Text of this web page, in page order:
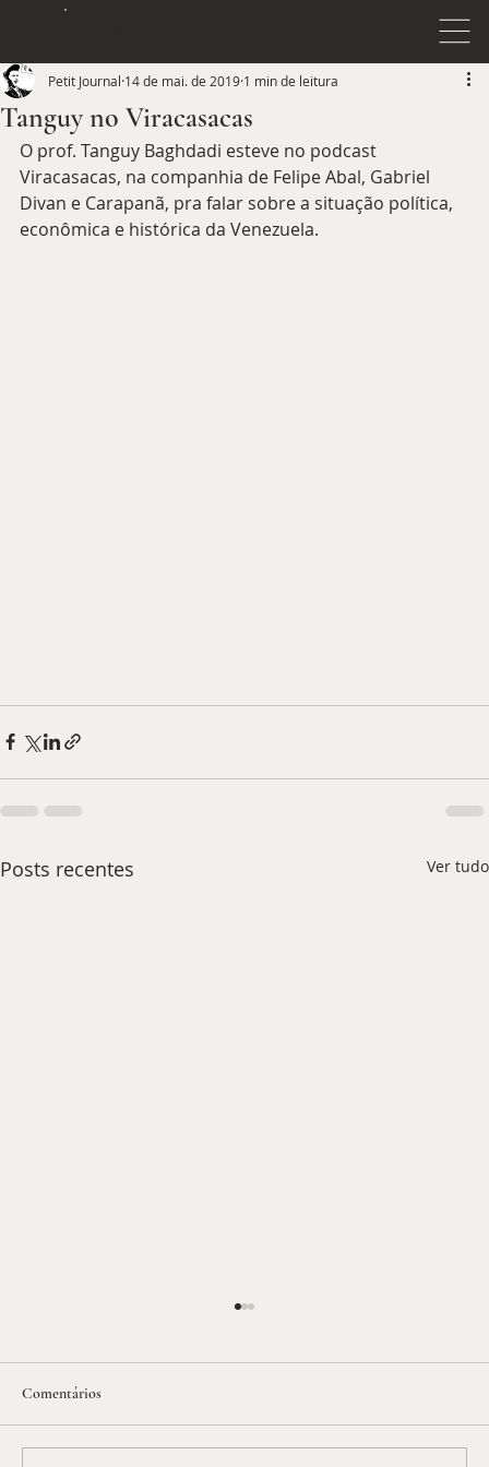
Tanguy no Viracasacas
Petit Journal 14 de mai. de 2019 1 min de leitura
O prof. Tanguy Baghdadi esteve no podcast
Viracasacas, na companhia de Felipe Abal, Gabriel
Divan e Carapanã, pra falar sobre a situação política,
econômica e histórica da Venezuela.
Posts recentes Ver tudo
Comentários